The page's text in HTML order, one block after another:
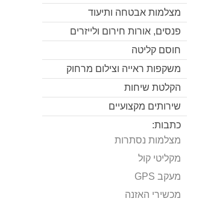
מצלמות אבטחה ותיעוד
פנסים, אורות חירום ולייזרים
חוסם קליטה
משקפות ראייה וצילום מרחוק
הקלטת שיחות
שירותים מקצועיים
כתבות:
מצלמות נסתרות
מקליטי קול
מעקב GPS
מכשירי האזנה